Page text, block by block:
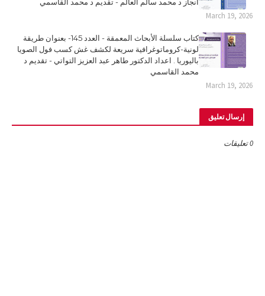
March 19, 2026
كتاب سلسلة الأبحاث المعمقة - العدد 145- بعنوان طريقة
لونية-كروماتوغرافية سريعة لكشف غش كسب فول الصويا
باليوريا . اعداد الدكتور طاهر عبد العزيز التواتي - تقديم د
محمد القاسمي
March 19, 2026
إرسال تعليق
0 تعليقات